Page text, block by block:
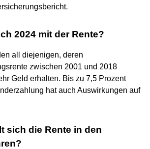
2024 mit der Rente?
all diejenigen, deren
zwischen 2001 und 2018
Geld erhalten. Bis zu 7,5 Prozent
hat auch Auswirkungen auf
sich die Rente in den